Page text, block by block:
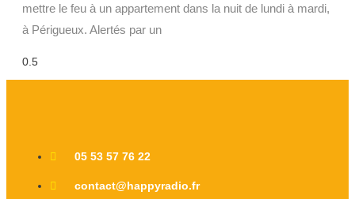
mettre le feu à un appartement dans la nuit de lundi à mardi,
à Périgueux. Alertés par un
05 53 57 76 22
contact@happyradio.fr